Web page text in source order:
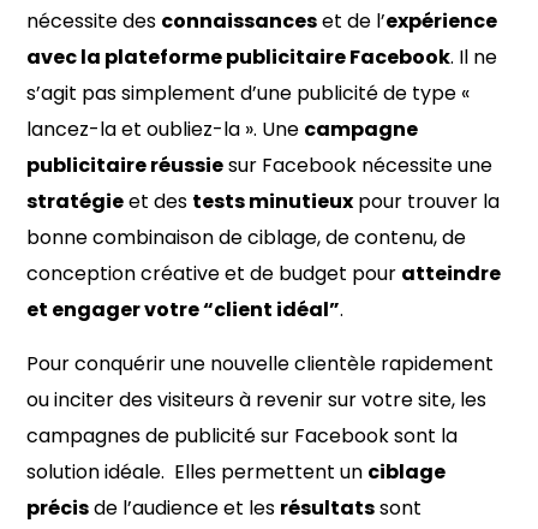
nécessite des connaissanceset de l’expérience
avec la plateforme publicitaire Facebook. Il ne
s’agit pas simplement d’une publicité de type «
lancez-la et oubliez-la ». Une campagne
publicitaire réussiesur Facebook nécessite une
stratégieet des tests minutieux pour trouver la
bonne combinaison de ciblage, de contenu, de
conception créative et de budget pour atteindre
et engager votre “client idéal”.
Pour conquérir une nouvelle clientèle rapidement
ou inciter des visiteurs à revenir sur votre site, les
campagnes de publicité sur Facebook sont la
solution idéale. Elles permettent un ciblage
précisde l’audience et les résultatssont